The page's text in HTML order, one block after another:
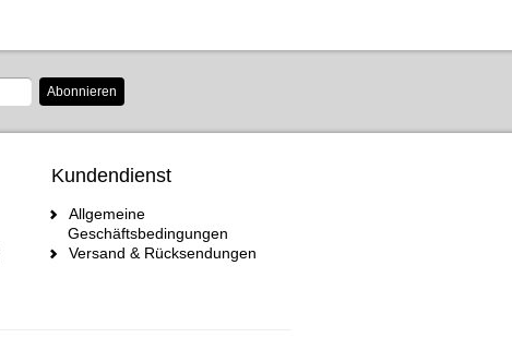
Abonnieren
Kundendienst
Allgemeine
Geschäftsbedingungen
Versand & Rücksendungen